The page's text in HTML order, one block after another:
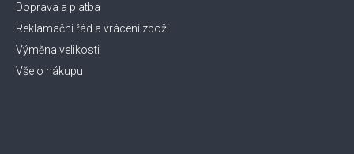
Doprava a platba
Reklamační řád a vrácení zboží
Výměna velikosti
Vše o nákupu